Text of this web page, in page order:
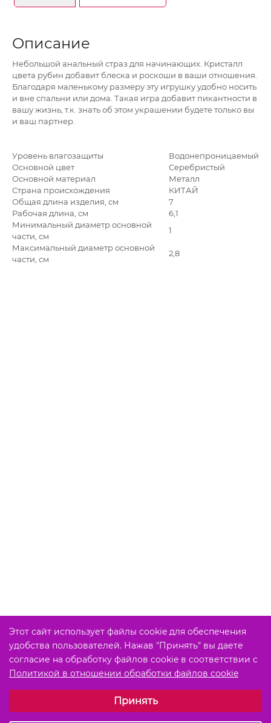
Описание
Небольшой анальный страз для начинающих. Кристалл
цвета рубин добавит блеска и роскоши в ваши отношения.
Благодаря маленькому размеру эту игрушку удобно носить
и вне спальни или дома. Такая игра добавит пикантности в
вашу жизнь, т.к. знать об этом украшении будете только вы
и ваш партнер.
Уровень влагозащиты
Водонепроницаемый
Основной цвет
Серебристый
Основной материал
Металл
Страна происхождения
КИТАЙ
Общая длина изделия, см
7
Рабочая длина, см
6,1
Минимальный диаметр основной
части, см
1
Максимальный диаметр основной
части, см
2,8
Этот сайт использует файлы cookie для обеспечения
удобства пользователей. Нажав "Принять" вы даете
согласие на обработку файлов cookie в соответствии с
Политикой в отношении обработки файлов cookie
Обязательные (технические)Принять